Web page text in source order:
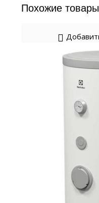
Похожие товары